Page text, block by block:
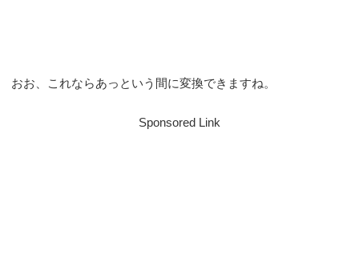
おお、これならあっという間に変換できますね。
Sponsored Link